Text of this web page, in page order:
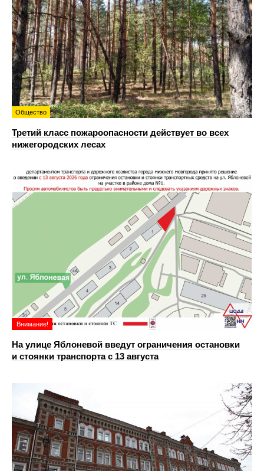
Общество
Третий класс пожароопасности действует во всех
нижегородских лесах
Внимание!
На улице Яблоневой введут ограничения остановки
и стоянки транспорта с 13 августа